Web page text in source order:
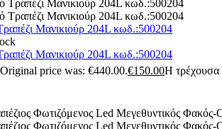
Μανικιούρ 204L κωδ.:500204
Μανικιούρ 204L κωδ.:500204
Original price was: €440.00.€150.00Η τρέχουσα